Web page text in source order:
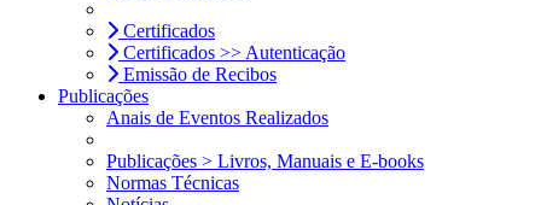
Certificados
Certificados >> Autenticação
Emissão de Recibos
Publicações
Anais de Eventos Realizados
Publicações > Livros, Manuais e E-books
Normas Técnicas